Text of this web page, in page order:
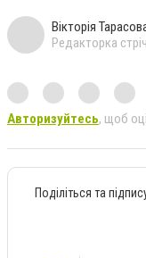
Вікторія
Редакторка
Авторизуйтесь, щоб
Поділіться та